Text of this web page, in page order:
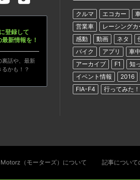
クルマ エコカー
営業車
レーシングカ
感動
動画 ネタ
バイク
アプリ 車
アーカイブ
F1 知
イベント情報
2016
FIA-F4
行ってみた！
登録して
新情報を！
裏話や、最新
かも！？
Motorz（モーターズ）について 記事について